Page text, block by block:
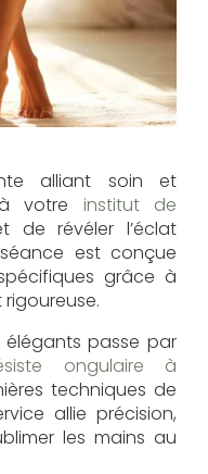
alliant soin et
votre institut de
de révéler l’éclat
est conçue
grâce à
passe par
ongulaire à
techniques de
allie précision,
les mains au